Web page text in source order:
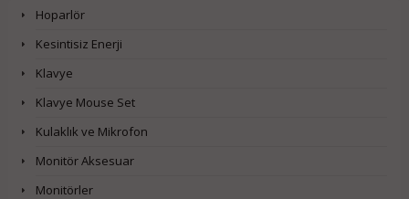
Hoparlör
Kesintisiz Enerji
Klavye
Klavye Mouse Set
Kulaklık ve Mikrofon
Monitör Aksesuar
Monitörler